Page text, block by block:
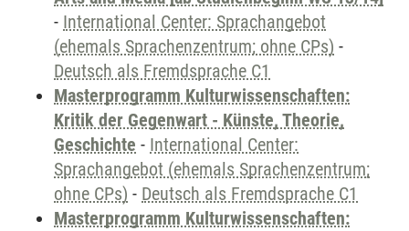
- International Center: Sprachangebot
(ehemals Sprachenzentrum; ohne CPs) -
Deutsch als Fremdsprache C1
Masterprogramm Kulturwissenschaften:
Kritik der Gegenwart - Künste, Theorie,
Geschichte - International Center:
Sprachangebot (ehemals Sprachenzentrum;
ohne CPs) - Deutsch als Fremdsprache C1
Masterprogramm Kulturwissenschaften: